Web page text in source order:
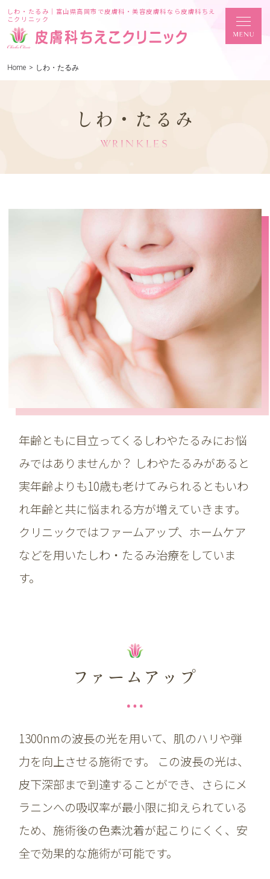
しわ・たるみ｜富山県高岡市で皮膚科・美容皮膚科なら皮膚科ちえ
こクリニック
Home > しわ・たるみ
しわ・たるみ
WRINKLES
年齢ともに目立ってくるしわやたるみにお悩
みではありませんか？ しわやたるみがあると
実年齢よりも10歳も老けてみられるともいわ
れ年齢と共に悩まれる方が増えていきます。
クリニックではファームアップ、ホームケア
などを用いたしわ・たるみ治療をしていま
す。
ファームアップ
1300nmの波長の光を用いて、肌のハリや弾
力を向上させる施術です。 この波長の光は、
皮下深部まで到達することができ、さらにメ
ラニンへの吸収率が最小限に抑えられている
ため、施術後の色素沈着が起こりにくく、安
全で効果的な施術が可能です。